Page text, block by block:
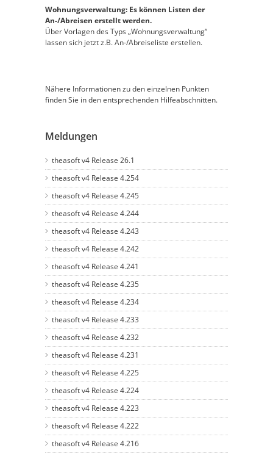
Wohnungsverwaltung: Es können Listen der
An-/Abreisen erstellt werden.
Über Vorlagen des Typs „Wohnungsverwaltung“
lassen sich jetzt z.B. An-/Abreiseliste erstellen.
Nähere Informationen zu den einzelnen Punkten
finden Sie in den entsprechenden Hilfeabschnitten.
Meldungen
theasoft v4 Release 26.1
theasoft v4 Release 4.254
theasoft v4 Release 4.245
theasoft v4 Release 4.244
theasoft v4 Release 4.243
theasoft v4 Release 4.242
theasoft v4 Release 4.241
theasoft v4 Release 4.235
theasoft v4 Release 4.234
theasoft v4 Release 4.233
theasoft v4 Release 4.232
theasoft v4 Release 4.231
theasoft v4 Release 4.225
theasoft v4 Release 4.224
theasoft v4 Release 4.223
theasoft v4 Release 4.222
theasoft v4 Release 4.216